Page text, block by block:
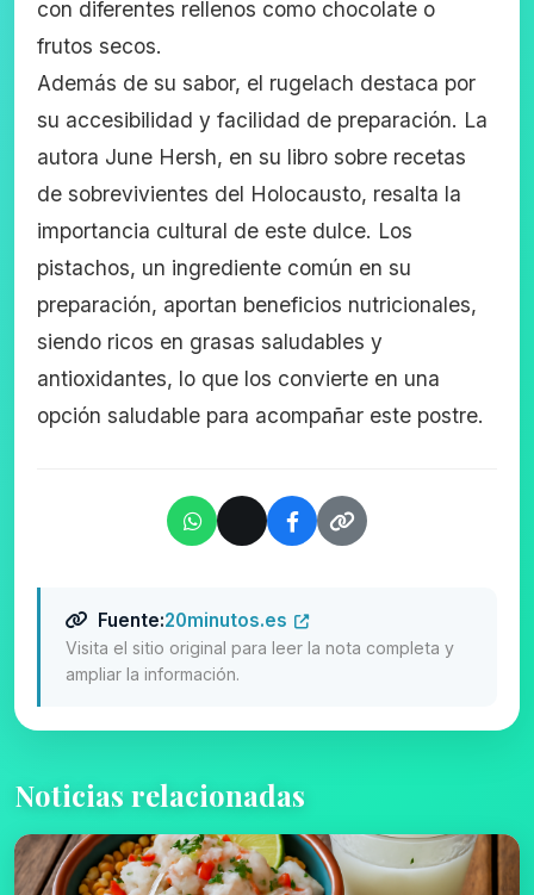
con diferentes rellenos como chocolate o
frutos secos.
Además de su sabor, el rugelach destaca por
su accesibilidad y facilidad de preparación. La
autora June Hersh, en su libro sobre recetas
de sobrevivientes del Holocausto, resalta la
importancia cultural de este dulce. Los
pistachos, un ingrediente común en su
preparación, aportan beneficios nutricionales,
siendo ricos en grasas saludables y
antioxidantes, lo que los convierte en una
opción saludable para acompañar este postre.
Fuente:20minutos.es
Visita el sitio original para leer la nota completa y
ampliar la información.
Noticias relacionadas